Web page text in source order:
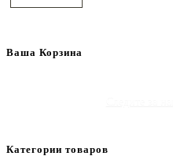
Ваша Корзина
Категории товаров